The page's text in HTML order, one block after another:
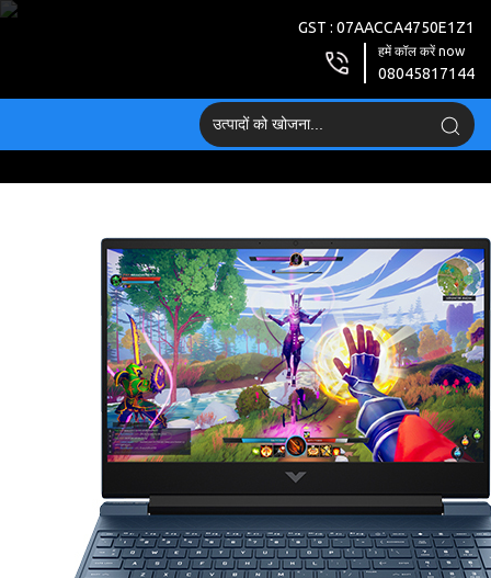
GST : 07AACCA4750E1Z1
हमें कॉल करें now
08045817144